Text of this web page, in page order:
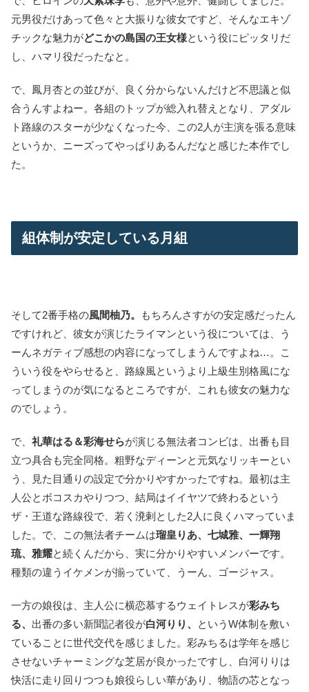
元男役だけあって色々と大振りな彼女ですど、そんなエキゾ
チックな魅力がどこかの島国の王女様という役にピッタリだ
し、ハマリ役だったなと。
で、鳳月杏との並びが、良く分からないんだけど不思議と似
合うんすよねー。各組のトップが総入れ替えとなり、アダル
ト路線のスターが少なくなった今、この2人が主演を張る意味
というか、ニーズってやっぱりあるんだなと感じた本作でし
た。
組体制が安定している月組
そして2番手格の風間柚乃。
もちろんさすがの安定感だったん
ですけれど、彼女が演じたライマンという役については、う
ーんネガティブ感想の内容になってしまうんですよね…。こ
ういう役をやらせると、路線風というより上級生別格風にな
ってしまうのが気になるところですが、これも彼女の魅力な
のでしょう。
で、 礼華はる＆彩海せらが演じる無法者コンビは、出番も目
立つ具合も完全同格。粗野なディーンと元気なリッキーとい
う、見た目通りの設定で分かりやすかったですね。最初は主
人公とボコスカやりつつ、結局はイイヤツで終わるという
ザ・王道な路線役で、若く溌剌とした2人に良くハマっていま
した。で、この無法者チームは瑠皇りあ、七城雅、一輝翔
琉、雅耀と続くんだから、実に分かりやすいメンバーです。
種類の違うイケメンが揃っていて、うーん、ゴージャス。
一方の娘役は、主人公に横恋慕するウェイトレスが彩みち
る、 出番の多い新聞記者役が白河りり、
というW体制を敷い
ていることに世代交代を感じました。彩みちるは学年を感じ
させないチャーミングな芝居が良かったですし、白河りりは
快活に走り回りつつも娘役らしい華があり、物語の芯となっ